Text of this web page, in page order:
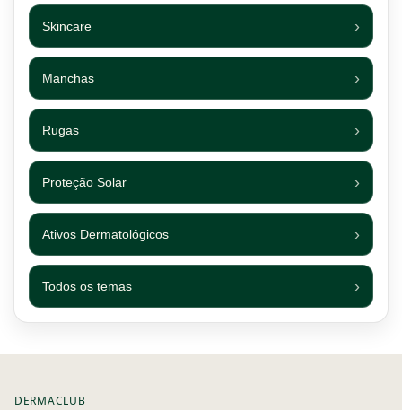
Skincare
Manchas
Rugas
Proteção Solar
Ativos Dermatológicos
Todos os temas
DERMACLUB